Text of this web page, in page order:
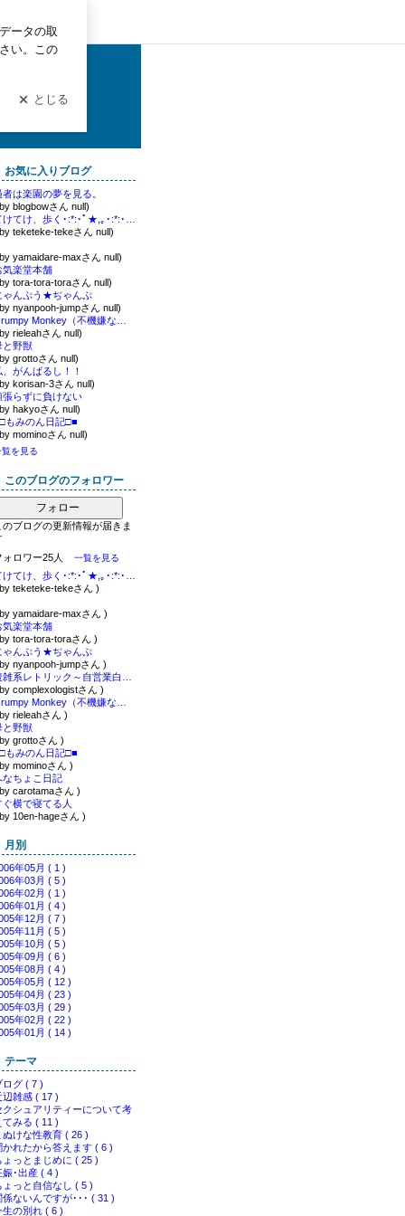
育て中(笑)。
お気に入りブログ
者は楽園の夢を見る。
blogbowさん null)
teketeke-tekeさん null)
yamaidare-maxさん null)
気楽堂本舗
tora-tora-toraさん null)
ゃんぷう★ぢゃんぷ
nyanpooh-jumpさん null)
rieleahさん null)
と野獣
grottoさん null)
、がんばるし！！
korisan-3さん null)
張らずに負けない
hakyoさん null)
もみのん日記□■
mominoさん null)
覧を見る
このブログのフォロワー
フォロー
のブログの更新情報が届きま
ォロワー25人
一覧を見る
teketeke-tekeさん )
yamaidare-maxさん )
気楽堂本舗
tora-tora-toraさん )
ゃんぷう★ぢゃんぷ
nyanpooh-jumpさん )
complexologistさん )
rieleahさん )
と野獣
grottoさん )
もみのん日記□■
mominoさん )
なちょこ日記
carotamaさん )
ぐ横で寝てる人
10en-hageさん )
月別
年05月 ( 1 )
年03月 ( 5 )
年02月 ( 1 )
年01月 ( 4 )
年12月 ( 7 )
年11月 ( 5 )
年10月 ( 5 )
年09月 ( 6 )
年08月 ( 4 )
年05月 ( 12 )
年04月 ( 23 )
年03月 ( 29 )
年02月 ( 22 )
年01月 ( 14 )
テーマ
ログ ( 7 )
辺雑感 ( 17 )
クシュアリティーについて考
てみる ( 11 )
ぬけな性教育 ( 26 )
かれたから答えます ( 6 )
ょっとまじめに ( 25 )
娠･出産 ( 4 )
ょっと自信なし ( 5 )
係ないんですが･･･ ( 31 )
生の別れ ( 6 )